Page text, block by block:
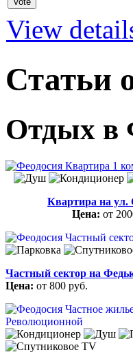
View
Статьи
Отдых в
Квартира на ул.
Цена: от
Частный сектор на
Цена: от 800 руб.